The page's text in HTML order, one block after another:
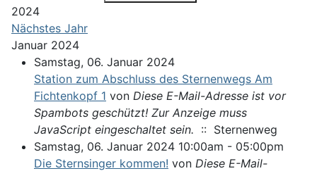
2024
Nächstes Jahr
Januar 2024
Samstag, 06. Januar 2024
Station zum Abschluss des Sternenwegs Am
Fichtenkopf 1 von Diese E-Mail-Adresse ist vor
Spambots geschützt! Zur Anzeige muss
JavaScript eingeschaltet sein. :: Sternenweg
Samstag, 06. Januar 2024 10:00am - 05:00pm
Die Sternsinger kommen! von Diese E-Mail-